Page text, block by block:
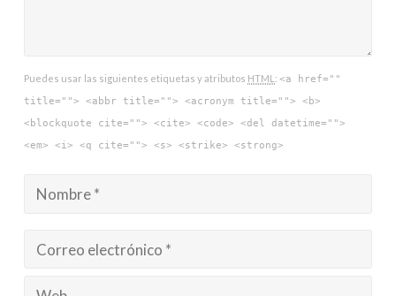
Puedes usar las siguientes etiquetas y atributos HTML :<a href=""
title=""> <abbr title=""> <acronym title=""> <b>
<blockquote cite=""> <cite> <code> <del datetime="">
<em> <i> <q cite=""> <s> <strike> <strong>